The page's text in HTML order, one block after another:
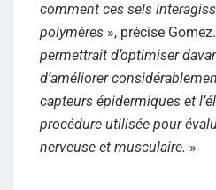
comment ces sels
polymères », précise
permettrait d’optimiser
d’améliorer
capteurs épidermiques et
procédure utilisée pour
nerveuse et musculaire. »